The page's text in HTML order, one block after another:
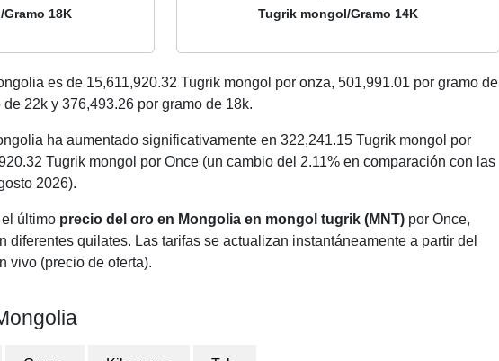
18K Tugrik mongol/Gramo 14K
es de 15,611,920.32 Tugrik mongol por onza, 501,991.01 por gramo de
de 22k y 376,493.26 por gramo de 18k.
ha aumentado significativamente en 322,241.15 Tugrik mongol por
Tugrik mongol por Once (un cambio del 2.11% en comparación con las
2026).
último precio del oro en Mongolia en mongol tugrik (MNT) por Once,
diferentes quilates. Las tarifas se actualizan instantáneamente a partir del
vivo (precio de oferta).